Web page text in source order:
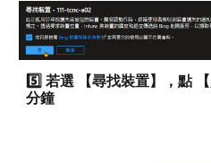
5️⃣若選 【尋找裝置】，點
分鐘